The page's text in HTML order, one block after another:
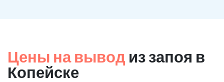
Цены на вывод из запоя в
Копейске